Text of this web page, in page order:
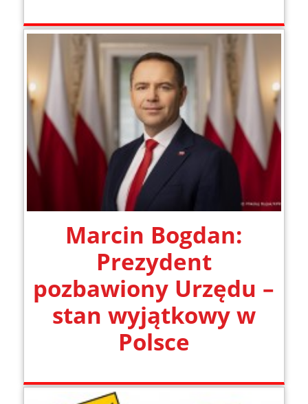
Marcin Bogdan:
Prezydent
pozbawiony Urzędu –
stan wyjątkowy w
Polsce